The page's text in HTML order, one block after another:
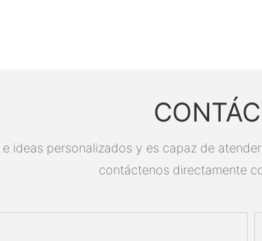
ideas personalizados y es capaz de
contáctenos directamente